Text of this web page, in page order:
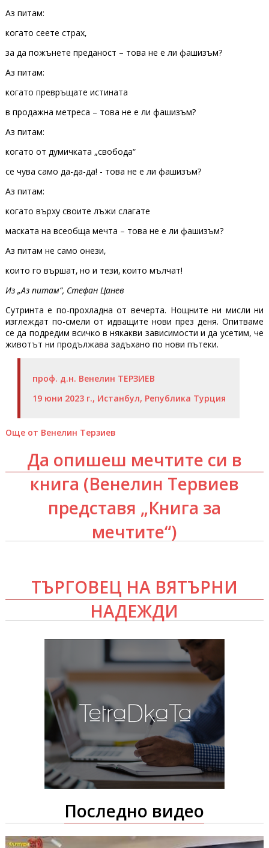
Аз питам:
когато сеете страх‚
за да пожънете преданост – това не е ли фашизъм?
Аз питам:
когато превръщате истината
в продажна метреса – това не е ли фашизъм?
Аз питам:
когато от думичката „свобода“
се чува само да-да-да! - това не е ли фашизъм?
Аз питам:
когато върху своите лъжи слагате
маската на всеобща мечта – това не е ли фашизъм?
Аз питам не само онези‚
които го вършат‚ но и тези‚ които мълчат!
Из „Аз питам“, Стефан Цанев
Сутринта е по-прохладна от вечерта. Нощните ни мисли ни
изглеждат по-смели от идващите нови през деня. Опитваме
се да подредим всичко в някакви зависимости и да усетим, че
животът ни продължава задъхано по нови пътеки.
проф. д.н. Венелин ТЕРЗИЕВ
19 юни 2023 г., Истанбул, Република Турция
Още от Венелин Терзиев
Да опишеш мечтите си в
книга (Венелин Тервиев
представя „Книга за
мечтите“)
ТЪРГОВЕЦ НА ВЯТЪРНИ
НАДЕЖДИ
Последно видео